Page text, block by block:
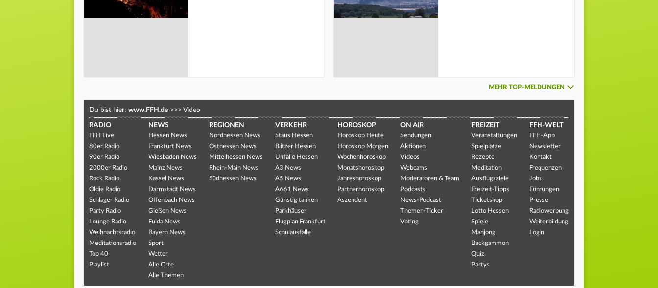
MEHR TOP-MELDUNGEN
Du bist hier: www.FFH.de >>> Video
RADIO
FFH Live
80er Radio
90er Radio
2000er Radio
Rock Radio
Oldie Radio
Schlager Radio
Party Radio
Lounge Radio
Weihnachtsradio
Meditationsradio
Top 40
Playlist
NEWS
Hessen News
Frankfurt News
Wiesbaden News
Mainz News
Kassel News
Darmstadt News
Offenbach News
Gießen News
Fulda News
Bayern News
Sport
Wetter
Alle Orte
Alle Themen
REGIONEN
Nordhessen News
Osthessen News
Mittelhessen News
Rhein-Main News
Südhessen News
VERKEHR
Staus Hessen
Blitzer Hessen
Unfälle Hessen
A3 News
A5 News
A661 News
Günstig tanken
Parkhäuser
Flugplan Frankfurt
Schulausfälle
HOROSKOP
Horoskop Heute
Horoskop Morgen
Wochenhoroskop
Monatshoroskop
Jahreshoroskop
Partnerhoroskop
Aszendent
ON AIR
Sendungen
Aktionen
Videos
Webcams
Moderatoren & Team
Podcasts
News-Podcast
Themen-Ticker
Voting
FREIZEIT
Veranstaltungen
Spielplätze
Rezepte
Meditation
Ausflugsziele
Freizeit-Tipps
Ticketshop
Lotto Hessen
Spiele
Mahjong
Backgammon
Quiz
Partys
FFH-WELT
FFH-App
Newsletter
Kontakt
Frequenzen
Jobs
Führungen
Presse
Radiowerbung
Weiterbildung
Login